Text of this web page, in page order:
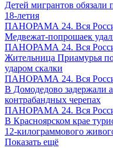
Детей мигрантов
18-летия
ПАНОРАМА 24. Вся
Медвежат-попрошаек
ПАНОРАМА 24. Вся
Жительница Приамурья
ударом скалки
ПАНОРАМА 24. Вся
В Домодедово задержали
контрабандных черепах
ПАНОРАМА 24. Вся
В Красноярском крае
12-килограммового
Показать ещё